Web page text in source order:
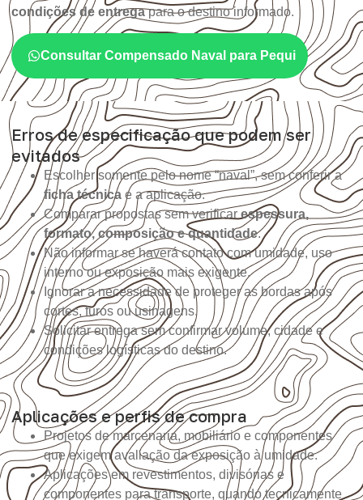
condições de entregapara o destino informado.
Consultar Compensado Naval para Pequi
Erros de especificação que podem ser
evitados
Escolher somente pelo nome “naval”, sem conferir a
ficha técnica e a aplicação.
Comparar propostas sem verificar espessura,
formato, composição e quantidade.
Não informar se haverá contato com umidade, uso
interno ou exposição mais exigente.
Ignorar a necessidade de proteger as bordas após
cortes, furos ou usinagens.
Solicitar entrega sem confirmar volume, cidade e
condições logísticas do destino.
Aplicações e perfis de compra
Projetos de marcenaria, mobiliário e componentes
que exigem avaliação da exposição à umidade.
Aplicações em revestimentos, divisórias e
componentes para transporte, quando tecnicamente